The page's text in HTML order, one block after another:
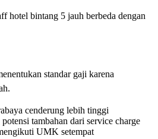
hotel bintang 5 jauh berbeda dengan
standar gaji karena
cenderung lebih tinggi
tambahan dari service charge
UMK setempat